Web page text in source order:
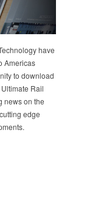
have
Americas
to download
Rail
news on the
edge